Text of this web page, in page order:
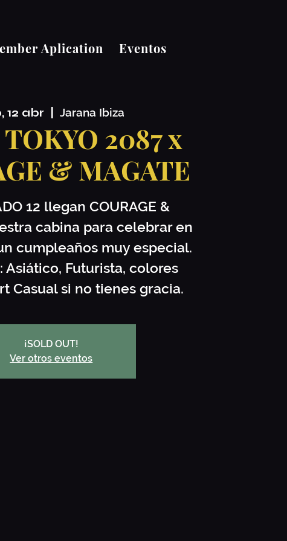
Aplication Eventos
12 abr
  |
Jarana Ibiza
2087 x
& MAGATE
12 llegan COURAGE &
cabina para celebrar en
cumpleaños muy especial.
Asiático, Futurista, colores
Casual si no tienes gracia.
¡SOLD OUT!
Ver otros eventos